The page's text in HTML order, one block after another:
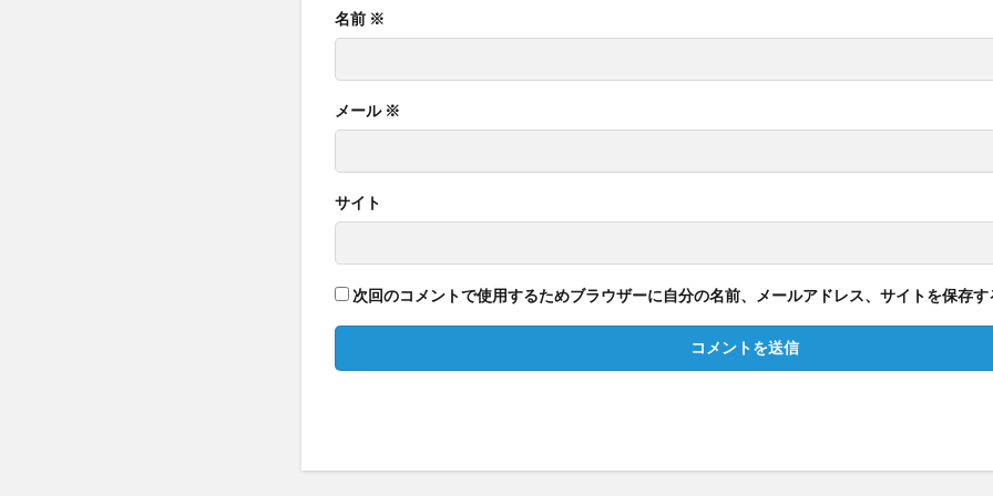
名前 ※
メール ※
サイト
次回のコメントで使用するためブラウザーに自分の名前、メールアドレス、サイトを保存す